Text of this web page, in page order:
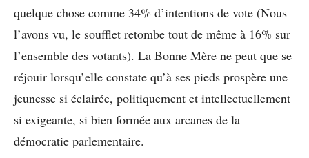
quelque chose comme 34% d’intentions de vote (Nous
l’avons vu, le soufflet retombe tout de même à 16% sur
l’ensemble des votants). La Bonne Mère ne peut que se
réjouir lorsqu’elle constate qu’à ses pieds prospère une
jeunesse si éclairée, politiquement et intellectuellement
si exigeante, si bien formée aux arcanes de la
démocratie parlementaire.